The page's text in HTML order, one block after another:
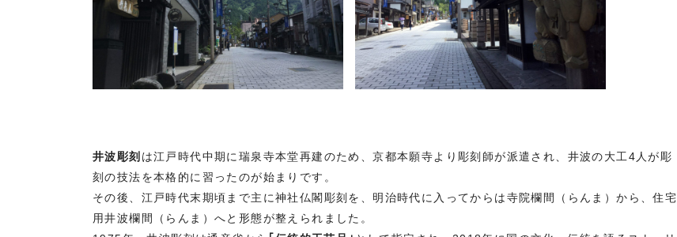
井波彫刻 は江戸時代中期に瑞泉寺本堂再建のため、京都本願寺より彫刻師が派遣され、井波の大工4人が彫
刻の技法を本格的に習ったのが始まりです。
その後、江戸時代末期頃まで主に神社仏閣彫刻を、明治時代に入ってからは寺院欄間（らんま）から、住宅
用井波欄間（らんま）へと形態が整えられました。